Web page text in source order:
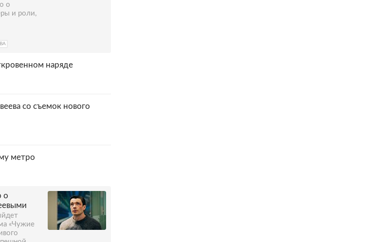
о
и роли,
наряде
со съемок нового
метро
о
«Чужие